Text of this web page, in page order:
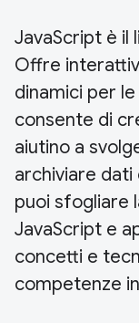
JavaScript è il
Offre
dinamici per
consente di
aiutino a
archiviare
puoi sfogliare
JavaScript e
concetti e
competenze